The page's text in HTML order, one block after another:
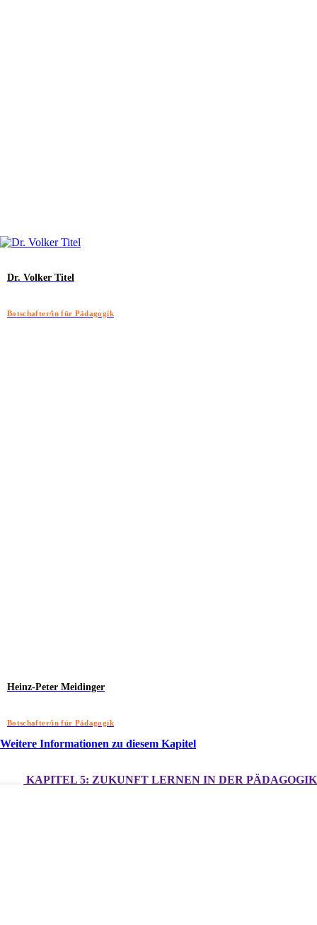
Dr. Volker Titel
Botschafter/in für Pädagogik
Heinz-Peter Meidinger
Botschafter/in für Pädagogik
Weitere Informationen zu diesem Kapitel
KAPITEL 5: ZUKUNFT LERNEN IN DER PÄDAGOGIK